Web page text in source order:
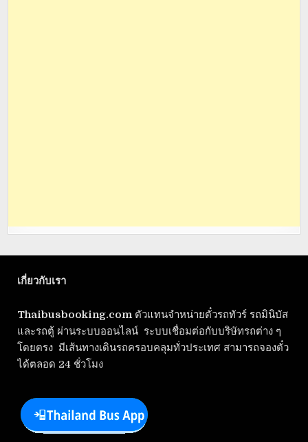
เกี่ยวกับเรา
Thaibusbooking.com ตัวแทนจำหน่ายตั๋วรถทัวร์ รถมินิบัส
และรถตู้ ผ่านระบบออนไลน์ ระบบเชื่อมต่อกับบริษัทรถต่าง ๆ
โดยตรง มีเส้นทางเดินรถครอบคลุมทั่วประเทศ สามารถจองตั๋ว
ได้ตลอด 24 ชั่วโมง